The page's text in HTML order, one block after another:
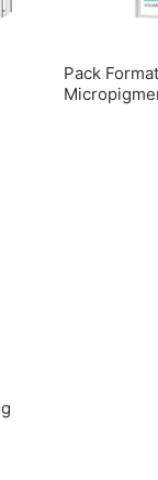
Pack